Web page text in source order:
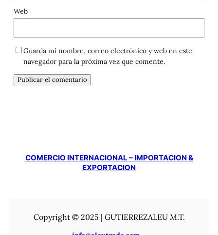
Web
Guarda mi nombre, correo electrónico y web en este
navegador para la próxima vez que comente.
COMERCIO INTERNACIONAL – IMPORTACION &
EXPORTACION
Copyright © 2025 | GUTIERREZALEU M.T.